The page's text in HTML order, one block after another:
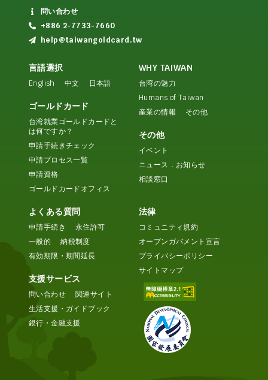
問い合わせ
+886 2-7733-7660
help@taiwangoldcard.tw
言語選択
English 中文 日本語
ゴールドカード
台湾就業ゴールドカードと
は何ですか？
申請手続きチェック
申請プロセス一覧
申請資格
ゴールドカードオフィス
WHY TAIWAN
台湾の魅力
Humans of Taiwan
産業の情報
その他
その他
イベント
ニュース．お知らせ
相談窓口
よくある質問
申請手続き
永住許可
一般的
納税制度
有効期限・期間延長
支援サービス
問い合わせ
関連サイト
生活支援・ガイドブック
銀行・金融支援
法律
コミュニティ規約
オープンガバメント宣言
プライバシーポリシー
サイトマップ